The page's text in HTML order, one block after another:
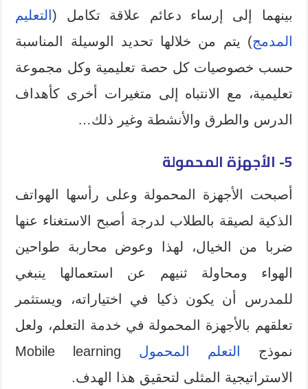
بينهما إلى إرساء دعائم علاقة تكامل (التعليم
المدمج) يتم من خلالها تحديد الوسيلة المناسبة
حسب خصوصيات كل حصة تعليمية وكل مجموعة
تعليمية، مع الانتباه إلى متغيرات أخرى كأهداف
الدرس والطرق والأنشطة وغير ذلك…
5- الأجهزة المحمولة
أصبحت الأجهزة المحمولة وعلى رأسها الهواتف
الذكية لصيقة بالطلاب لدرجة أصبح الاستغناء عنها
ضربا من الخيال، لهذا وعوض محاربة طواحين
الهواء ومحاولة ثنيهم عن استعمالها ينبغي
للمدرس أن يكون ذكيا في اختياراته، ويستثمر
تعلقهم بالأجهزة المحمولة في خدمة التعلم، ولعل
نموذج
التعلم المحمول
Mobile learning
الاستراتيجية المثلى لتحقيق هذا الهدف.